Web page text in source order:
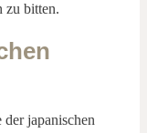
zu bitten.
japanischen